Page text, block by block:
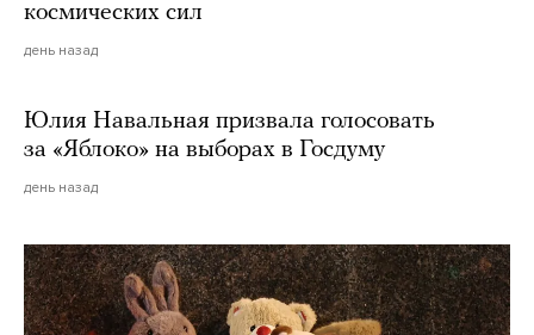
космических сил
день назад
Юлия Навальная призвала голосовать
за «Яблоко» на выборах в Госдуму
день назад